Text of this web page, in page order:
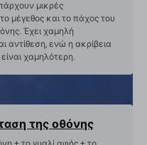
μικρές
μέγεθος και το πάχος του
Έχει χαμηλή
αντίθεση, ενώ η ακρίβεια
χαμηλότερη.
της οθόνης